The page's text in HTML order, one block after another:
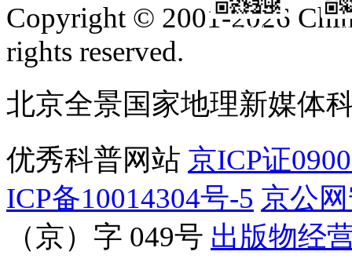
订阅号
Copyright © 2001-2026
rights reserved.
北京全景国家地理新媒体
优秀科普网站 京ICP证
ICP备10014304号-5 京公
（京）字 049号 出版物经